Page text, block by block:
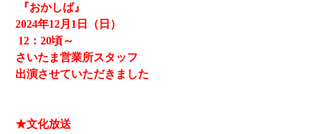
『おかしば』
2024年12月1日（日）
12 ：20頃～
さいたま営業所スタッフ
出演させていただきました
★文化放送